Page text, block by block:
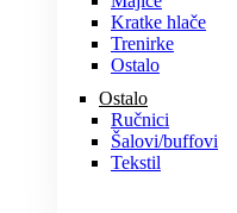
Kratke hlače
Trenirke
Ostalo
Ostalo
Ručnici
Šalovi/buffovi
Tekstil